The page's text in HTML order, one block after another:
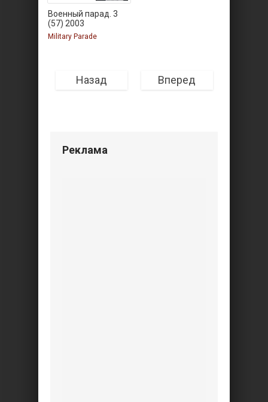
Военный парад. 3
(57) 2003
Military Parade
Назад Вперед
Реклама